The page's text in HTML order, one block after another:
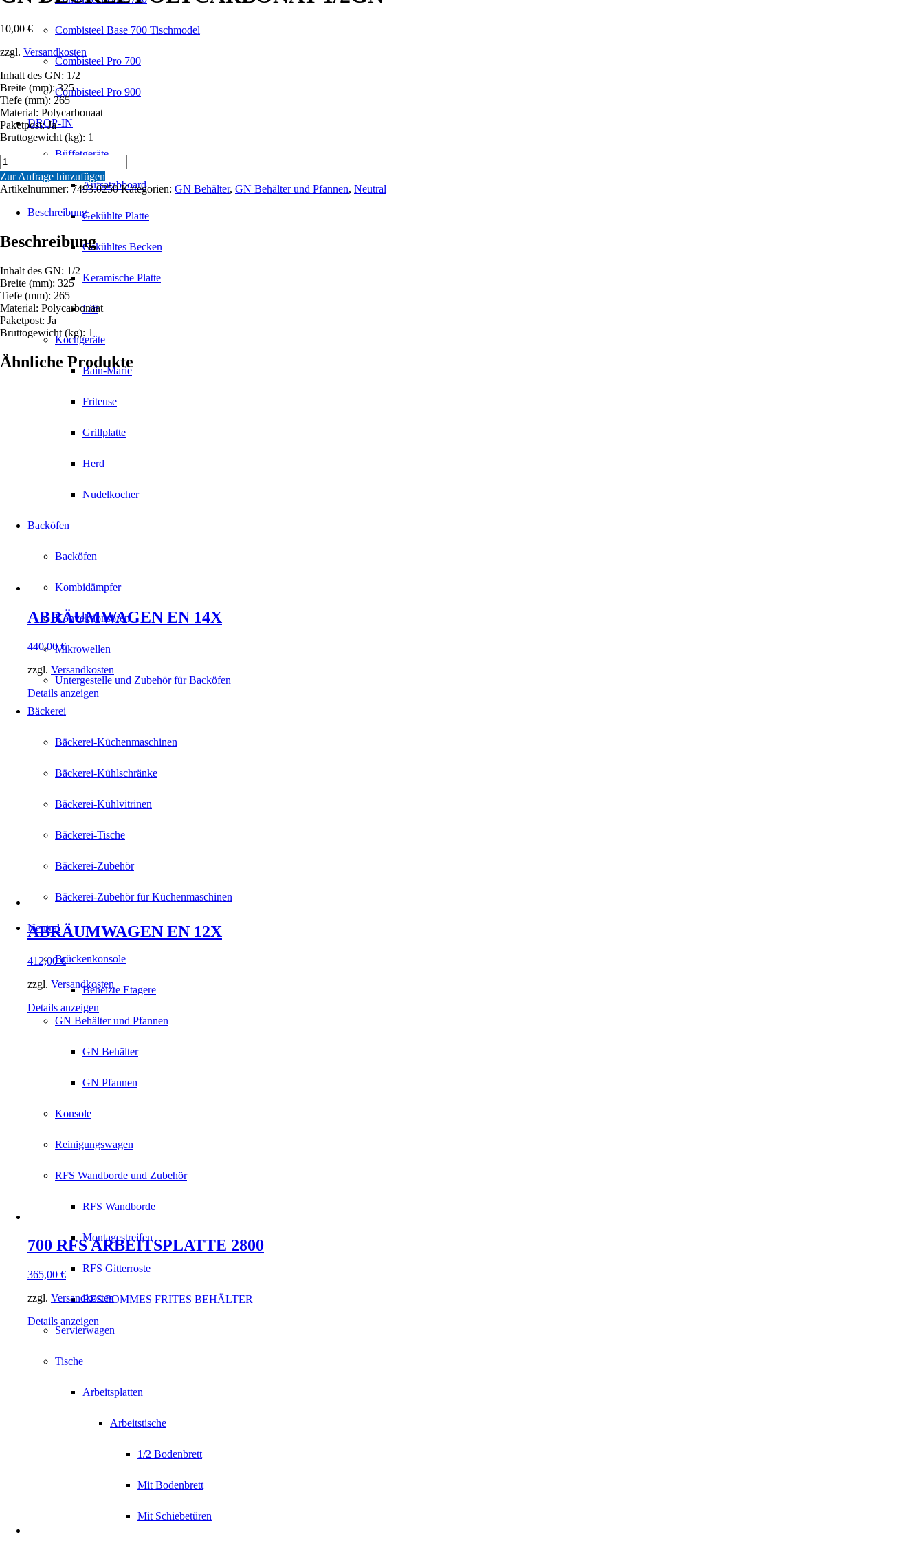
Combisteel Base 700 Tischmodel
Combisteel Pro 700
Combisteel Pro 900
DROP-IN
Büffetgeräte
Aufsatzbboard
Gekühlte Platte
Gekühltes Becken
Keramische Platte
Lift
Kochgeräte
Bain-Marie
Friteuse
Grillplatte
Herd
Nudelkocher
Backöfen
Backöfen
Kombidämpfer
Konvektionsöfen
Mikrowellen
Untergestelle und Zubehör für Backöfen
Bäckerei
Bäckerei-Küchenmaschinen
Bäckerei-Kühlschränke
Bäckerei-Kühlvitrinen
Bäckerei-Tische
Bäckerei-Zubehör
Bäckerei-Zubehör für Küchenmaschinen
Neutral
Brückenkonsole
Beheizte Etagere
GN Behälter und Pfannen
GN Behälter
GN Pfannen
Konsole
Reinigungswagen
RFS Wandborde und Zubehör
RFS Wandborde
Montagestreifen
RFS Gitterroste
RFS POMMES FRITES BEHÄLTER
Servierwagen
Tische
Arbeitsplatten
Arbeitstische
1/2 Bodenbrett
Mit Bodenbrett
Mit Schiebetüren
10,00 €
zzgl. Versandkosten
Inhalt des GN: 1/2
Breite (mm): 325
Tiefe (mm): 265
Material: Polycarbonaat
Paketpost: Ja
Bruttogewicht (kg): 1
GN
DECKEL
POLYCARBONAT
Menge
Zur Anfrage hinzufügen
Artikelnummer: 7493.0250 Kategorien: GN Behälter, GN Behälter und Pfannen, Neutral
Beschreibung
Beschreibung
Inhalt des GN: 1/2
Breite (mm): 325
Tiefe (mm): 265
Material: Polycarbonaat
Paketpost: Ja
Bruttogewicht (kg): 1
Ähnliche Produkte
ABRÄUMWAGEN EN 14X
440,00€
zzgl. Versandkosten
Details anzeigen
ABRÄUMWAGEN EN 12X
412,00€
zzgl. Versandkosten
Details anzeigen
700 RFS ARBEITSPLATTE 2800
365,00 €
zzgl. Versandkosten
Details anzeigen